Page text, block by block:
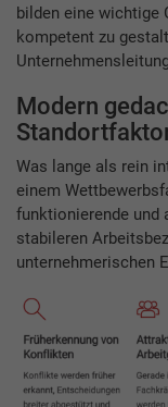
bilden eine wichtige
kompetent zu
Modern
Was lange als rein
einem
funktionierende und
stabileren
unternehmerischen